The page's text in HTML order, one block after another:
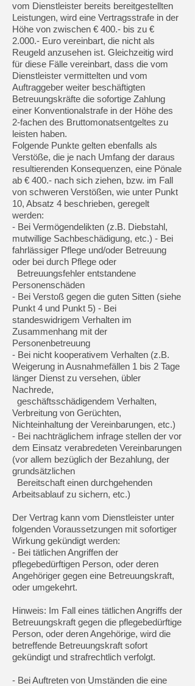
vom Dienstleister bereits bereitgestellten
Leistungen, wird eine Vertragsstrafe in der
Höhe von zwischen € 400.- bis zu €
2.000.- Euro vereinbart, die nicht als
Reugeld anzusehen ist. Gleichzeitig wird
für diese Fälle vereinbart, dass die vom
Dienstleister vermittelten und vom
Auftraggeber weiter beschäftigten
Betreuungskräfte die sofortige Zahlung
einer Konventionalstrafe in der Höhe des
2-fachen des Bruttomonatsentgeltes zu
leisten haben.
Folgende Punkte gelten ebenfalls als
Verstöße, die je nach Umfang der daraus
resultierenden Konsequenzen, eine Pönale
ab € 400.- nach sich ziehen, bzw. im Fall
von schweren Verstößen, wie unter Punkt
10, Absatz 4 beschrieben, geregelt
werden:
- Bei Vermögendelikten (z.B. Diebstahl,
mutwillige Sachbeschädigung, etc.) - Bei
fahrlässiger Pflege und/oder Betreuung
oder bei durch Pflege oder
Betreuungsfehler entstandene
Personenschäden
- Bei Verstoß gegen die guten Sitten (siehe
Punkt 4 und Punkt 5) - Bei
standeswidrigem Verhalten im
Zusammenhang mit der
Personenbetreuung
- Bei nicht kooperativem Verhalten (z.B.
Weigerung in Ausnahmefällen 1 bis 2 Tage
länger Dienst zu versehen, übler
Nachrede,
geschäftsschädigendem Verhalten,
Verbreitung von Gerüchten,
Nichteinhaltung der Vereinbarungen, etc.)
- Bei nachträglichem infrage stellen der vor
dem Einsatz verabredeten Vereinbarungen
(vor allem bezüglich der Bezahlung, der
grundsätzlichen
Bereitschaft einen durchgehenden
Arbeitsablauf zu sichern, etc.)
Der Vertrag kann vom Dienstleister unter
folgenden Voraussetzungen mit sofortiger
Wirkung gekündigt werden:
- Bei tätlichen Angriffen der
pflegebedürftigen Person, oder deren
Angehöriger gegen eine Betreuungskraft,
oder umgekehrt.
Hinweis: Im Fall eines tätlichen Angriffs der
Betreuungskraft gegen die pflegebedürftige
Person, oder deren Angehörige, wird die
betreffende Betreuungskraft sofort
gekündigt und strafrechtlich verfolgt.
- Bei Auftreten von Umständen die eine